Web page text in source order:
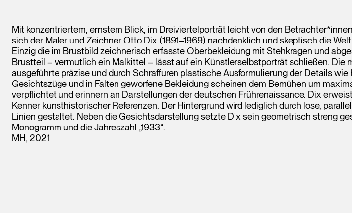
Mit konzentriertem, ernstem Blick, im Dreiviertelporträt leicht von den
sich der Maler und Zeichner Otto Dix (1891–1969) nachdenklich und skeptisch die
Einzig die im Brustbild zeichnerisch erfasste Oberbekleidung mit Stehkragen und
Brustteil – vermutlich ein Malkittel – lässt auf ein Künstlerselbstporträt schließen. Die
ausgeführte präzise und durch Schraffuren plastische Ausformulierung der Details wie
Gesichtszüge und in Falten geworfene Bekleidung scheinen dem Bemühen um
verpflichtet und erinnern an Darstellungen der deutschen Frührenaissance. Dix
Kenner kunsthistorischer Referenzen. Der Hintergrund wird lediglich durch lose,
Linien gestaltet. Neben die Gesichtsdarstellung setzte Dix sein geometrisch streng
Monogramm und die Jahreszahl „1933“.
MH, 2021